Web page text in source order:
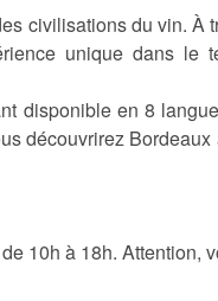
civilisations du vin. À
unique dans le
disponible en 8
découvrirez Bordeaux
10h à 18h. Attention,